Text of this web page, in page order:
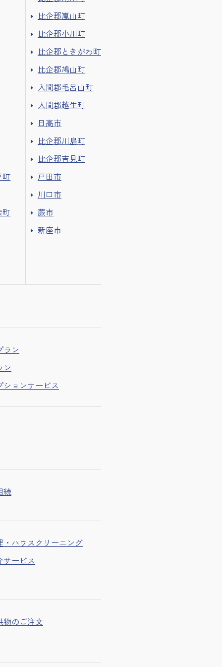
町
町
比企郡嵐山町
比企郡小川町
比企郡ときがわ町
比企郡鳩山町
入間郡毛呂山町
入間郡越生町
日高市
比企郡川島町
比企郡吉見町
戸田市
川口市
蕨市
新座市
ラン
ン
ションサービス
続
・ハウスクリーニング
サービス
物のご注文